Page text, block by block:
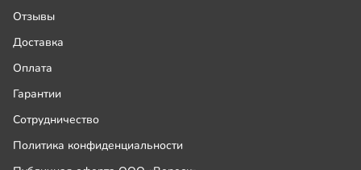
Отзывы
Доставка
Оплата
Гарантии
Сотрудничество
Политика конфиденциальности